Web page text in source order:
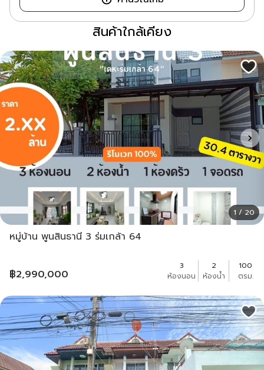
สินค้าใกล้เคียง
1 / 20
หมู่บ้าน พูนสินธานี 3 ร่มเกล้า 64
฿2,990,000
3
ห้องนอน
2
ห้องน้ำ
100
ตรม.